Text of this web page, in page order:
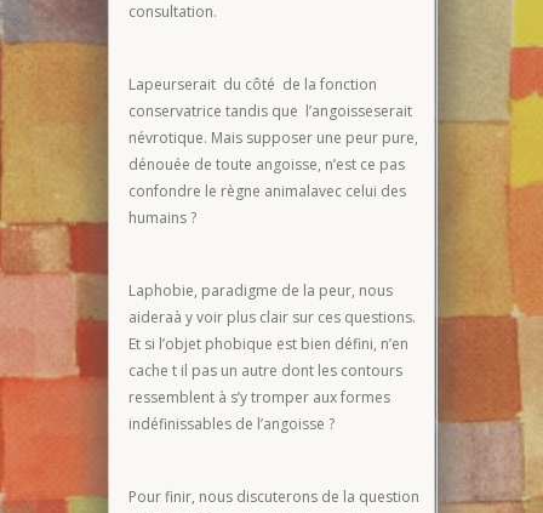
consultation.
Lapeurserait du côté de la fonction
conservatrice tandis que l’angoisseserait
névrotique. Mais supposer une peur pure,
dénouée de toute angoisse, n’est ce pas
confondre le règne animalavec celui des
humains ?
Laphobie, paradigme de la peur, nous
aideraà y voir plus clair sur ces questions.
Et si l’objet phobique est bien défini, n’en
cache t il pas un autre dont les contours
ressemblent à s’y tromper aux formes
indéfinissables de l’angoisse ?
Pour finir, nous discuterons de la question